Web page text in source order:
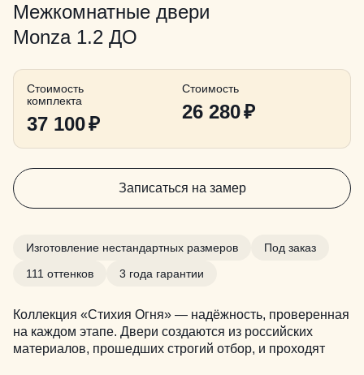
Межкомнатные двери
Monza 1.2 ДО
Стоимость
комплекта
37 100₽
Стоимость
26 280₽
Записаться на замер
Изготовление нестандартных размеров
Под заказ
111 оттенков
3 года гарантии
Коллекция «Стихия Огня» — надёжность, проверенная
на каждом этапе. Двери создаются из российских
материалов, прошедших строгий отбор, и проходят